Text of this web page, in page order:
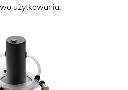
użytkowania.